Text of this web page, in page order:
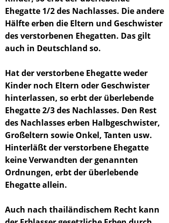
Ehegatte 1/2 des Nachlasses. Die andere
Hälfte erben die Eltern und Geschwister
des verstorbenen Ehegatten. Das gilt
auch in Deutschland so.
Hat der verstorbene Ehegatte weder
Kinder noch Eltern oder Geschwister
hinterlassen, so erbt der überlebende
Ehegatte 2/3 des Nachlasses. Den Rest
des Nachlasses erben Halbgeschwister,
Großeltern sowie Onkel, Tanten usw.
Hinterläßt der verstorbene Ehegatte
keine Verwandten der genannten
Ordnungen, erbt der überlebende
Ehegatte allein.
Auch nach thailändischem Recht kann